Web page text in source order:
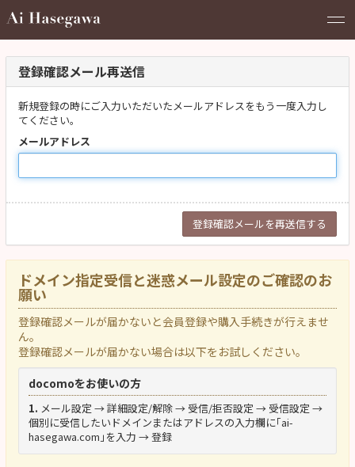
登録確認メール再送信
新規登録の時にご入力いただいたメールアドレスをもう一度入力し
てください。
メールアドレス
ドメイン指定受信と迷惑メール設定のご確認のお
願い
登録確認メールが届かないと会員登録や購入手続きが行えませ
ん。
登録確認メールが届かない場合は以下をお試しください。
docomoをお使いの方
1. メール設定 → 詳細設定/解除 → 受信/拒否設定 → 受信設定 →
個別に受信したいドメインまたはアドレスの入力欄に｢ai-
hasegawa.com｣を入力 → 登録